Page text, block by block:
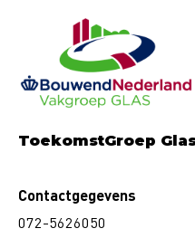
inhoud
ToekomstGroep
Contactgegevens
072-5626050